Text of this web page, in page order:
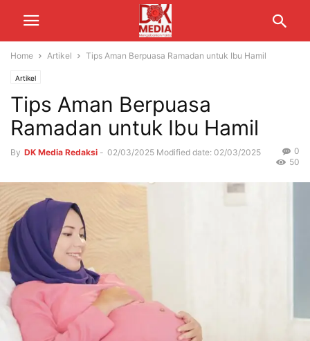
Home Artikel Tips Aman Berpuasa Ramadan untuk Ibu Hamil
Artikel
Tips Aman Berpuasa
Ramadan untuk Ibu Hamil
By DK Media Redaksi - 02/03/2025 Modified date: 02/03/2025
0
50